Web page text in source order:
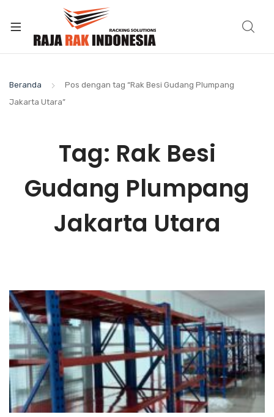
Beranda
Pos dengan tag “Rak Besi Gudang Plumpang
Jakarta Utara”
Tag: Rak Besi
Gudang Plumpang
Jakarta Utara